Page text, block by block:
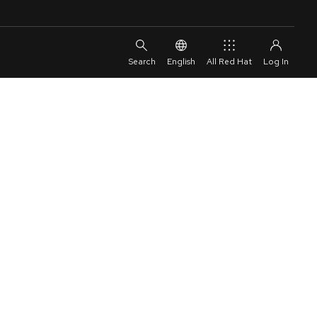
English All Red Hat